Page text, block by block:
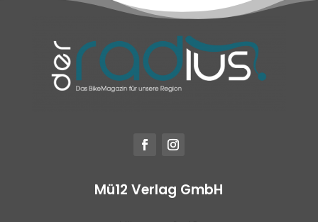
Mü12 Verlag GmbH